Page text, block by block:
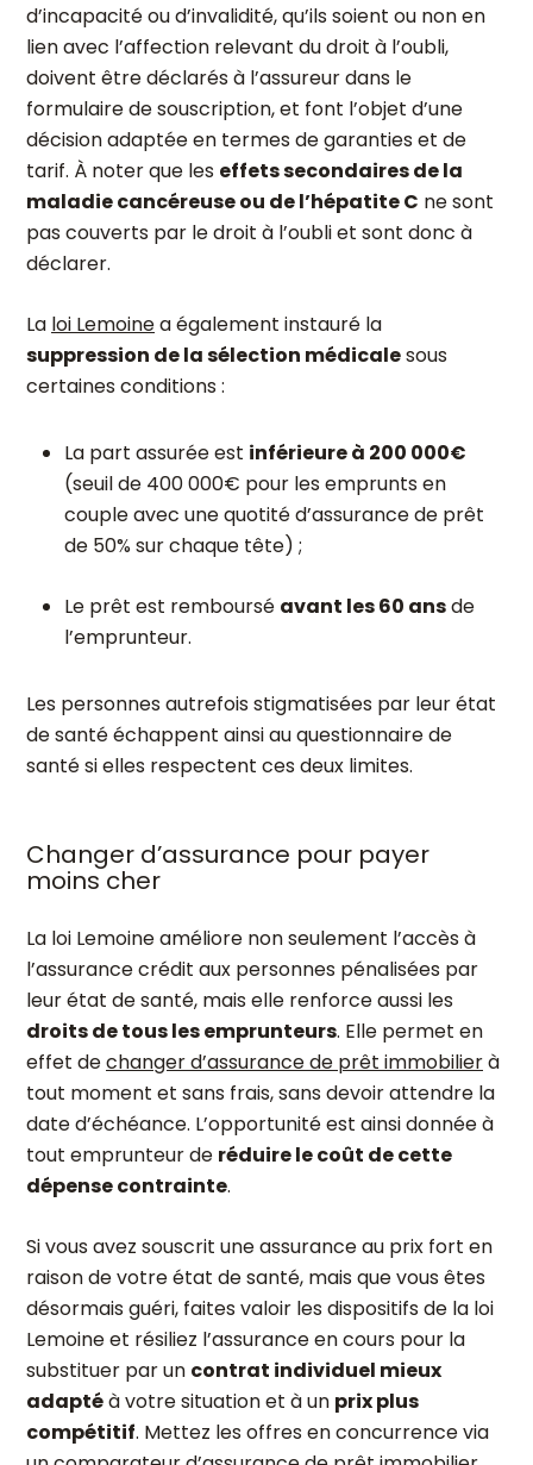
d’incapacité ou d’invalidité, qu’ils soient ou non en
lien avec l’affection relevant du droit à l’oubli,
doivent être déclarés à l’assureur dans le
formulaire de souscription, et font l’objet d’une
décision adaptée en termes de garanties et de
tarif. À noter que les effets secondaires de la
maladie cancéreuse ou de l’hépatite C ne sont
pas couverts par le droit à l’oubli et sont donc à
déclarer.
La loi Lemoinea également instauré la
suppression de la sélection médicalesous
certaines conditions :
La part assurée est inférieure à 200 000€
(seuil de 400 000€ pour les emprunts en
couple avec une quotité d’assurance de prêt
de 50% sur chaque tête) ;
Le prêt est remboursé avant les 60 ansde
l’emprunteur.
Les personnes autrefois stigmatisées par leur état
de santé échappent ainsi au questionnaire de
santé si elles respectent ces deux limites.
Changer d’assurance pour payer
moins cher
La loi Lemoine améliore non seulement l’accès à
l’assurance crédit aux personnes pénalisées par
leur état de santé, mais elle renforce aussi les
droits de tous les emprunteurs. Elle permet en
effet dechanger d’assurance de prêt immobilierà
tout moment et sans frais, sans devoir attendre la
date d’échéance. L’opportunité est ainsi donnée à
tout emprunteur de réduire le coût de cette
dépense contrainte.
Si vous avez souscrit une assurance au prix fort en
raison de votre état de santé, mais que vous êtes
désormais guéri, faites valoir les dispositifs de la loi
Lemoine et résiliez l’assurance en cours pour la
substituer par un contrat individuel mieux
adaptéà votre situation et à un prix plus
compétitif. Mettez les offres en concurrence via